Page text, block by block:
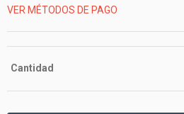
VER MÉTODOS DE PAGO
Cantidad